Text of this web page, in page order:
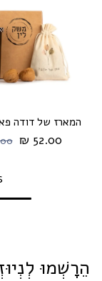
המארז של דודה
52.00 ₪
₪
הֵרָשְׁמוּ